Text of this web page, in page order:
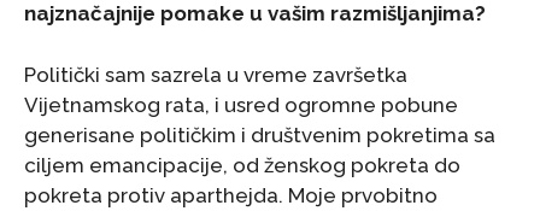
najznačajnije pomake u vašim razmišljanjima?
Politički sam sazrela u vreme završetka
Vijetnamskog rata, i usred ogromne pobune
generisane političkim i društvenim pokretima sa
ciljem emancipacije, od ženskog pokreta do
pokreta protiv aparthejda. Moje prvobitno